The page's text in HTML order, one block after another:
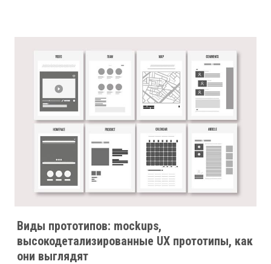
Виды прототипов: mockups,
высокодетализированные UX прототипы, как
они выглядят